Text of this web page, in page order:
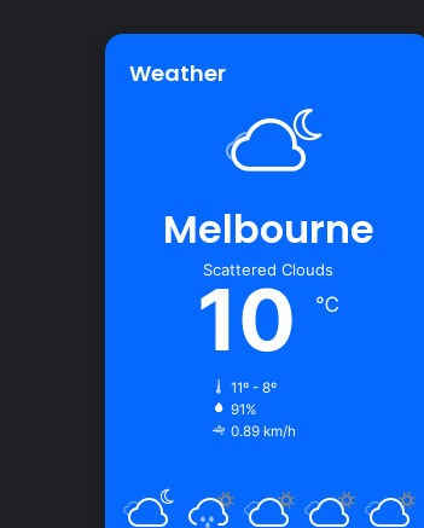
Weather
Melbourne
Scattered Clouds
10 ℃
11º - 8º
91%
0.89 km/h